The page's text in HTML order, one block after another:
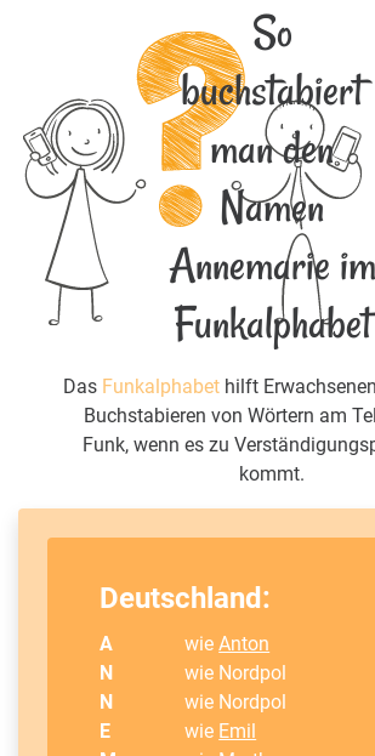
So
buchstabiert
man den
Namen
Annemarie im
Funkalphabet
Das Funkalphabet hilft
Buchstabieren von Wörtern am
Funk, wenn es zu
kommt.
Deutschland:
A wieAnton
N
wie Nordpol
N
wie Nordpol
E
wie Emil